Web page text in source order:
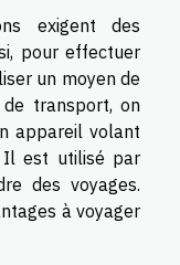
exigent des
pour effectuer
un moyen de
de transport, on
appareil volant
Il est utilisé par
des voyages.
à voyager